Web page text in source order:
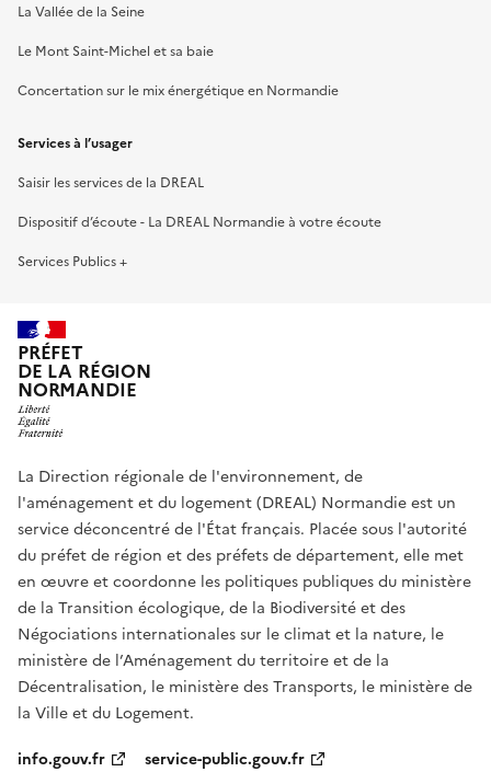
La Vallée de la Seine
Le Mont Saint-Michel et sa baie
Concertation sur le mix énergétique en Normandie
Services à l’usager
Saisir les services de la DREAL
Dispositif d’écoute - La DREAL Normandie à votre écoute
Services Publics +
PRÉFET
DE LA RÉGION
NORMANDIE
La Direction régionale de l'environnement, de
l'aménagement et du logement (DREAL) Normandie est un
service déconcentré de l'État français. Placée sous l'autorité
du préfet de région et des préfets de département, elle met
en œuvre et coordonne les politiques publiques du ministère
de la Transition écologique, de la Biodiversité et des
Négociations internationales sur le climat et la nature, le
ministère de l’Aménagement du territoire et de la
Décentralisation, le ministère des Transports, le ministère de
la Ville et du Logement.
info.gouv.fr
service-public.gouv.fr